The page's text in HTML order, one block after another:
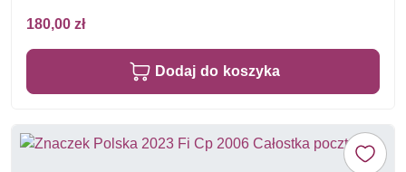
180,00 zł
Dodaj do koszyka